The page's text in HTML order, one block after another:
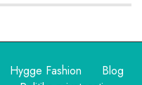
Hygge Fashion
Blog